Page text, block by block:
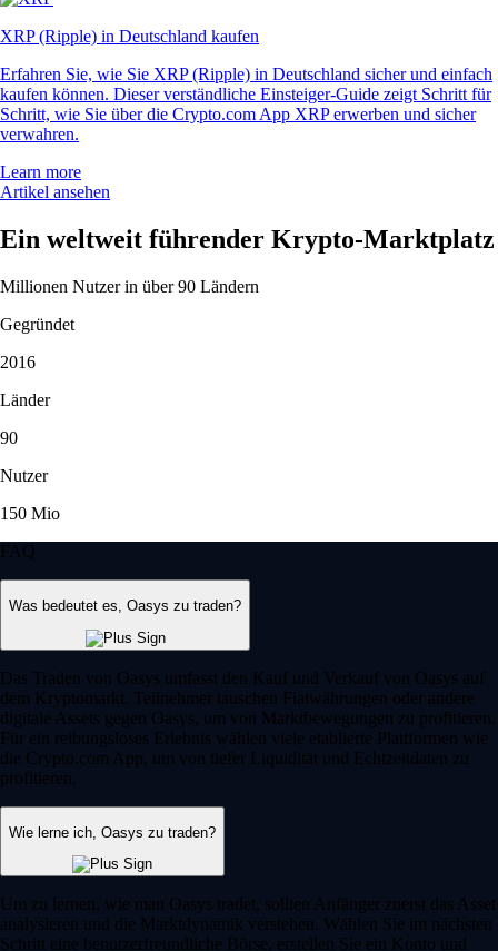
XRP (Ripple) in Deutschland kaufen
Erfahren Sie, wie Sie XRP (Ripple) in Deutschland sicher und einfach
kaufen können. Dieser verständliche Einsteiger-Guide zeigt Schritt für
Schritt, wie Sie über die Crypto.com App XRP erwerben und sicher
verwahren.
Learn more
Artikel ansehen
Ein weltweit führender Krypto-Marktplatz
Millionen Nutzer in über 90 Ländern
Gegründet
2016
Länder
90
Nutzer
150 Mio
FAQ
Was bedeutet es, Oasys zu traden?
Das Traden von Oasys umfasst den Kauf und Verkauf von Oasys auf
dem Kryptomarkt. Teilnehmer tauschen Fiatwährungen oder andere
digitale Assets gegen Oasys, um von Marktbewegungen zu profitieren.
Für ein reibungsloses Erlebnis wählen viele etablierte Plattformen wie
die Crypto.com App, um von tiefer Liquidität und Echtzeitdaten zu
profitieren.
Wie lerne ich, Oasys zu traden?
Um zu lernen, wie man Oasys tradet, sollten Anfänger zuerst das Asset
analysieren und die Marktdynamik verstehen. Wählen Sie im nächsten
Schritt eine benutzerfreundliche Börse, erstellen Sie ein Konto und